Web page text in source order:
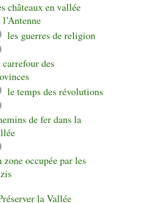
châteaux en vallée
l’Antenne
les guerres de religion
carrefour des
le temps des révolutions
de fer dans la
zone occupée par les
la Vallée